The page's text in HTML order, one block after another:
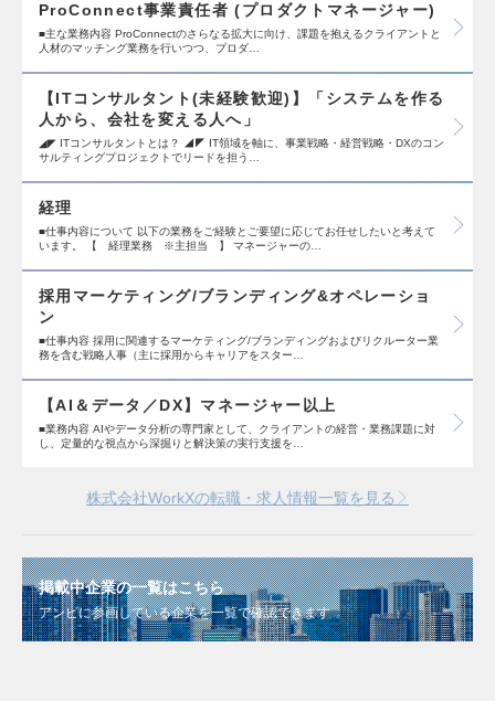
ProConnect事業責任者 (プロダクトマネージャー)
■主な業務内容 ProConnectのさらなる拡大に向け、課題を抱えるクライアントと
人材のマッチング業務を行いつつ、プロダ…
【ITコンサルタント(未経験歓迎)】「システムを作る
人から、会社を変える人へ」
◢◤ ITコンサルタントとは？ ◢◤ IT領域を軸に、事業戦略・経営戦略・DXのコン
サルティングプロジェクトでリードを担う…
経理
■仕事内容について 以下の業務をご経験とご要望に応じてお任せしたいと考えて
います。 【 経理業務 ※主担当 】 マネージャーの…
採用マーケティング/ブランディング&オペレーショ
ン
■仕事内容 採用に関連するマーケティング/ブランディングおよびリクルーター業
務を含む戦略人事（主に採用からキャリアをスター…
【AI＆データ／DX】マネージャー以上
■業務内容 AIやデータ分析の専門家として、クライアントの経営・業務課題に対
し、定量的な視点から深掘りと解決策の実行支援を…
株式会社WorkXの転職・求人情報一覧を見る
掲載中企業の一覧はこちら
アンビに参画している企業を一覧で確認できます